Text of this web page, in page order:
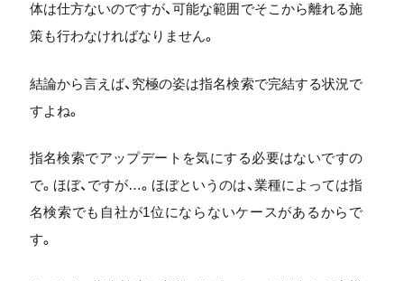
体は仕方ないのですが、可能な範囲でそこから離れる施
策も行わなければなりません。
結論から言えば、究極の姿は指名検索で完結する状況で
すよね。
指名検索でアップデートを気にする必要はないですの
で。ほぼ、ですが…。ほぼというのは、業種によっては指
名検索でも自社が1位にならないケースがあるからで
す。